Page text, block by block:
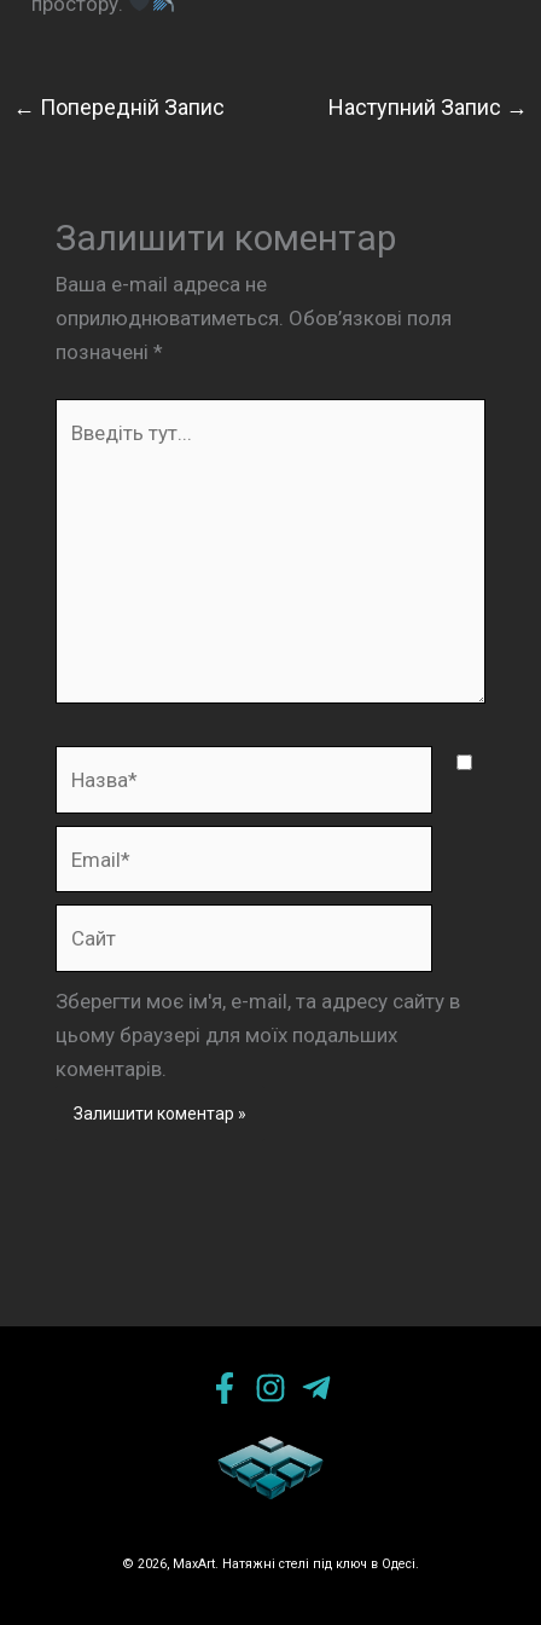
← Попередній Запис Наступний Запис →
Залишити коментар
Ваша e-mail адреса не
оприлюднюватиметься. Обов’язкові поля
позначені *
Зберегти моє ім'я, e-mail, та адресу сайту в
цьому браузері для моїх подальших
коментарів.
© 2026, MaxArt. Натяжні стелі під ключ в Одесі.